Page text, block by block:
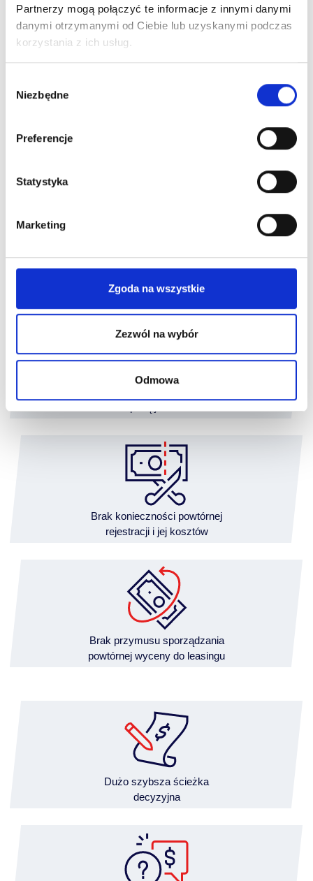
Partnerzy mogą połączyć te informacje z innymi danymi
danymi otrzymanymi od Ciebie lub uzyskanymi podczas
korzystania z ich usług.
zgody
Niezbędne
Preferencje
Statystyka
Marketing
Zgoda na wszystkie
Zezwól na wybór
Odmowa
Ciebie
informacje
niezbędne
najkorzystniejszą
ofertę Leasingu
Dlaczego warto?
Brak konieczności powtórnej
rejestracji i jej kosztów
Brak przymusu sporządzania
powtórnej wyceny do leasingu
Dużo szybsza ścieżka
decyzyjna